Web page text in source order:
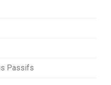
Passifs